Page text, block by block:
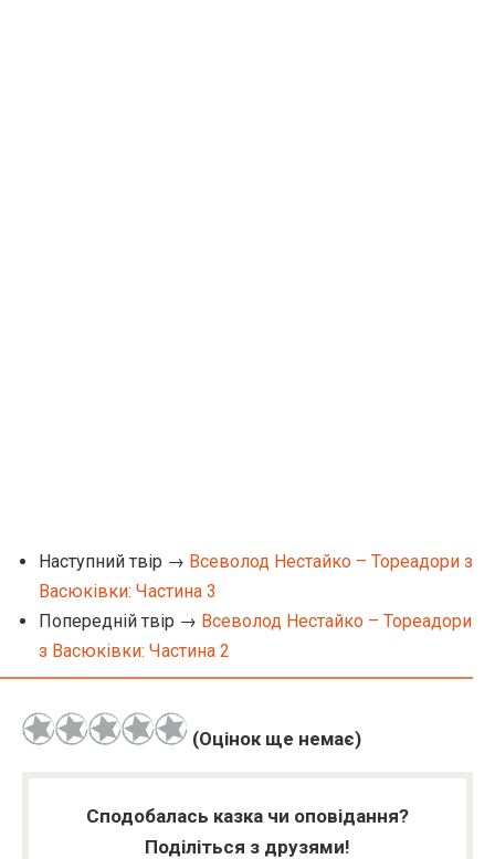
Наступний твір → Всеволод Нестайко – Тореадори з
Васюківки: Частина 3
Попередній твір → Всеволод Нестайко – Тореадори
з Васюківки: Частина 2
(Оцінок ще немає)
Сподобалась казка чи оповідання?
Поділіться з друзями!